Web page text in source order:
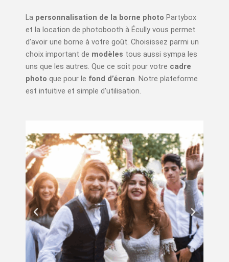
La personnalisation de la borne photo Partybox
et la location de photobooth à Écully vous permet
d’avoir une borne à votre goût. Choisissez parmi un
choix important de modèles tous aussi sympa les
uns que les autres. Que ce soit pour votre cadre
photo que pour le fond d’écran. Notre plateforme
est intuitive et simple d’utilisation.